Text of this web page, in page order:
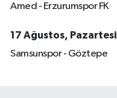
Amed - Erzurumspor FK
17 Ağustos, Pazartesi
Samsunspor - Göztepe